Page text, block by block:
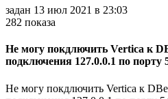
задан 13 июл 2021 в 23:03
282 показа
Не могу покдлючить Vertica к
подключения 127.0.0.1 по порту
Не могу покдлючить Vertica к